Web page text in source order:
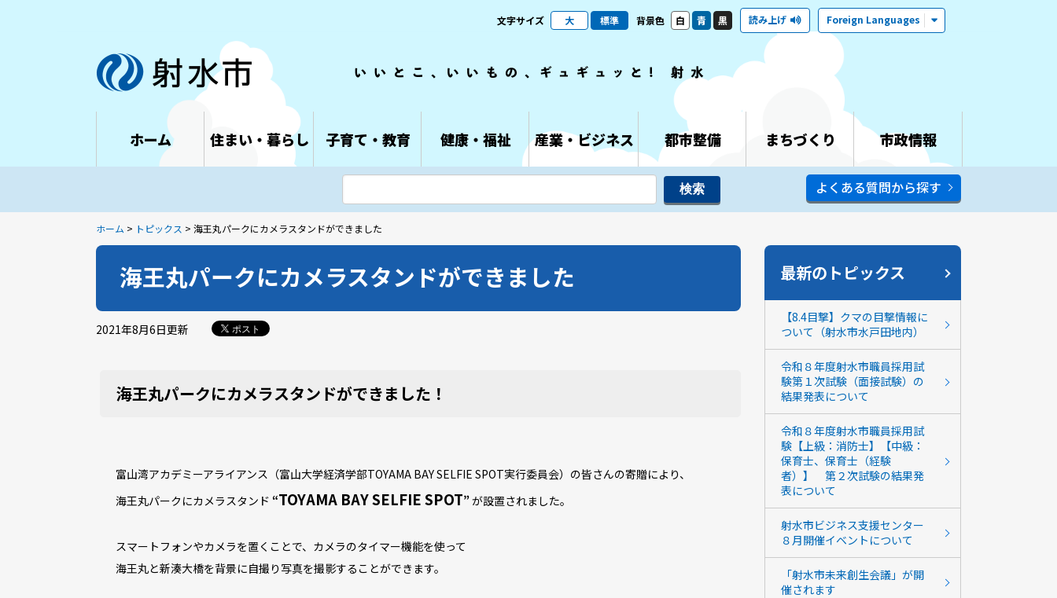
文字サイズ 大 標準 背景色 白 青 黒 読み上げ Foreign Languages
ホーム 住まい・暮らし 子育て・教育 健康・福祉 産業・ビジネス 都市整備 まちづくり 市政情報
よくある質問から探す
ホーム > トピックス > 海王丸パークにカメラスタンドができました
海王丸パークにカメラスタンドができました
2021年8月6日更新 ポスト
海王丸パークにカメラスタンドができました！
富山湾アカデミーアライアンス（富山大学経済学部TOYAMA BAY SELFIE SPOT実行委員会）の皆さんの寄贈により、
海王丸パークにカメラスタンド “TOYAMA BAY SELFIE SPOT”が設置されました。
スマートフォンやカメラを置くことで、カメラのタイマー機能を使って
海王丸と新湊大橋を背景に自撮り写真を撮影することができます。
最新のトピックス
【8.4目撃】クマの目撃情報に
ついて（射水市水戸田地内）
令和８年度射水市職員採用試
験第１次試験（面接試験）の
結果発表について
令和８年度射水市職員採用試
験【上級：消防士】【中級：
保育士、保育士（経験
者）】 第２次試験の結果発
表について
射水市ビジネス支援センター
８月開催イベントについて
「射水市未来創生会議」が開
催されます